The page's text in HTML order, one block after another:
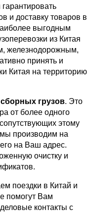
и доставку товаров в
выгодным
из Китая
железнодорожным,
принять и
Китая на территорию
грузов. Это
от более одного
этому
мы производим на
на Ваш адрес.
очистку и
поездки в Китай и
помогут Вам
контакты с